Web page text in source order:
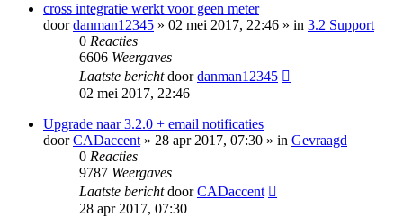
cross integratie werkt voor geen meter
doordanman12345 » 02 mei 2017, 22:46 » in 3.2 Support
0 Reacties
6606 Weergaves
Laatste berichtdoordanman12345
02 mei 2017, 22:46
Upgrade naar 3.2.0 + email notificaties
doorCADaccent» 28 apr 2017, 07:30 » in Gevraagd
0 Reacties
9787 Weergaves
Laatste berichtdoorCADaccent
28 apr 2017, 07:30